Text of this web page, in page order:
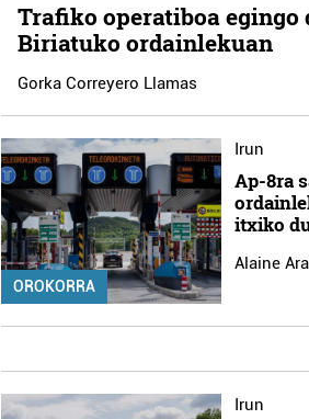
Trafiko operatiboa egingo
Biriatuko ordainlekuan
Gorka Correyero Llamas
OROKORRA
Irun
Ap-8ra
itxiko
Alaine
Irun